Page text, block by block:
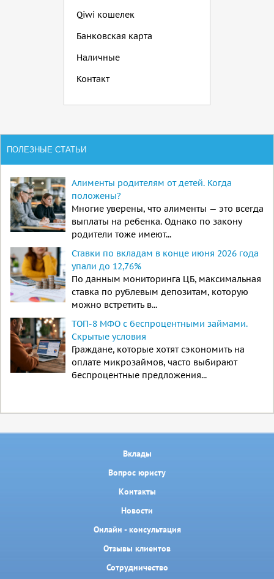
Qiwi кошелек
Банковская карта
Наличные
Контакт
ПОЛЕЗНЫЕ СТАТЬИ
Алименты родителям от детей. Когда
положены?
Многие уверены, что алименты — это всегда
выплаты на ребенка. Однако по закону
родители тоже имеют...
Ставки по вкладам в конце июня 2026 года
упали до 12,76%
По данным мониторинга ЦБ, максимальная
ставка по рублевым депозитам, которую
можно встретить в...
ТОП-8 МФО с беспроцентными займами.
Скрытые условия
Граждане, которые хотят сэкономить на
оплате микрозаймов, часто выбирают
беспроцентные предложения...
Вклады
Вопрос юристу
Контакты
Новости
Онлайн - консультация
Отзывы клиентов
Сотрудничество